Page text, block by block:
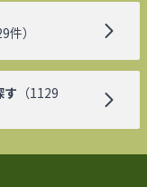
件）
す （1129